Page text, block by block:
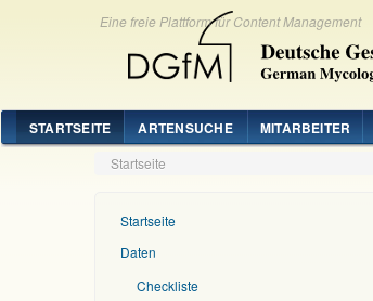
Eine freie Plattform für Content Management
STARTSEITE ARTENSUCHE MITARBEITER
Startseite
Startseite
Daten
Checkliste